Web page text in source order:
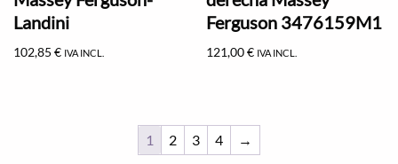
Landini
102,85 € IVA INCL.
Ferguson 3476159M1
121,00€ IVA INCL.
1 2 3 4 →